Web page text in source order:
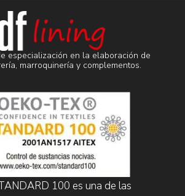
especialización en la elaboración de
marroquinería y complementos.
100 es una de las